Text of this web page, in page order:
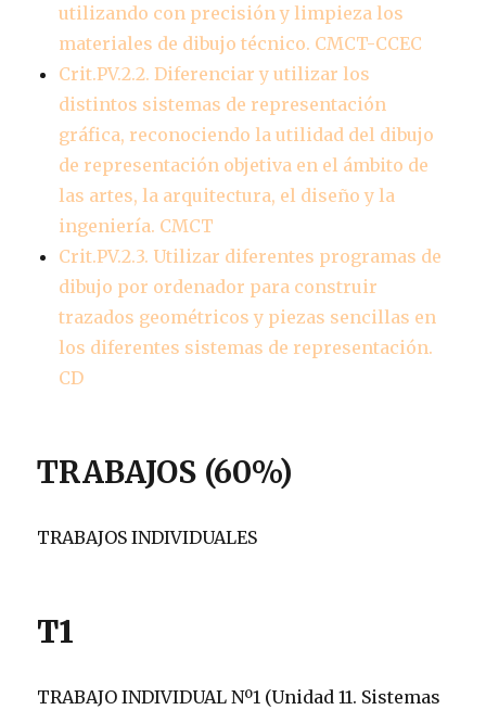
utilizando con precisión y limpieza los
materiales de dibujo técnico. CMCT-CCEC
Crit.PV.2.2. Diferenciar y utilizar los
distintos sistemas de representación
gráfica, reconociendo la utilidad del dibujo
de representación objetiva en el ámbito de
las artes, la arquitectura, el diseño y la
ingeniería. CMCT
Crit.PV.2.3. Utilizar diferentes programas de
dibujo por ordenador para construir
trazados geométricos y piezas sencillas en
los diferentes sistemas de representación.
CD
TRABAJOS (60%)
TRABAJOS INDIVIDUALES
T1
TRABAJO INDIVIDUAL Nº1 (Unidad 11. Sistemas